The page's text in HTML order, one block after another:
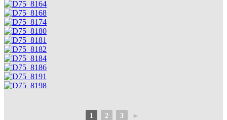
1 2 3 ►